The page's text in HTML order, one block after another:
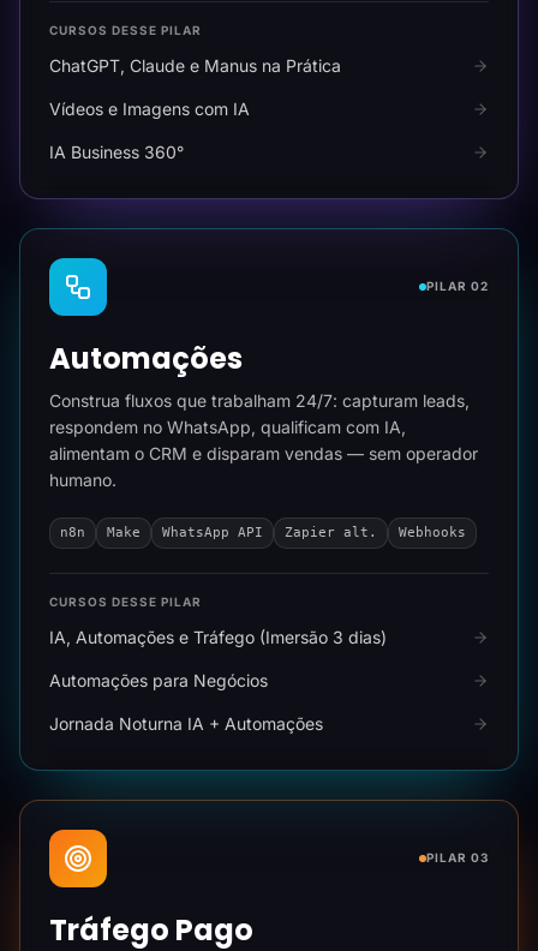
CURSOS DESSE PILAR
ChatGPT, Claude e Manus na Prática
Vídeos e Imagens com IA
IA Business 360°
PILAR 02
Automações
Construa fluxos que trabalham 24/7: capturam leads,
respondem no WhatsApp, qualificam com IA,
alimentam o CRM e disparam vendas — sem operador
humano.
n8n Make WhatsApp API Zapier alt. Webhooks
CURSOS DESSE PILAR
IA, Automações e Tráfego (Imersão 3 dias)
Automações para Negócios
Jornada Noturna IA + Automações
PILAR 03
Tráfego Pago